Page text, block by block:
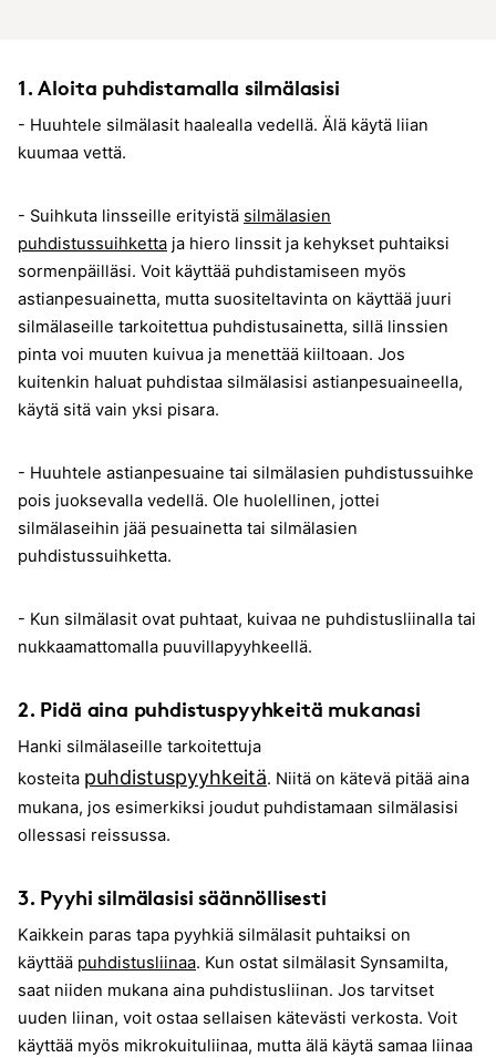
1. Aloita puhdistamalla silmälasisi
- Huuhtele silmälasit haalealla vedellä. Älä käytä liian
kuumaa vettä.
- Suihkuta linsseille erityistä silmälasien
puhdistussuihketta ja hiero linssit ja kehykset puhtaiksi
sormenpäilläsi. Voit käyttää puhdistamiseen myös
astianpesuainetta, mutta suositeltavinta on käyttää juuri
silmälaseille tarkoitettua puhdistusainetta, sillä linssien
pinta voi muuten kuivua ja menettää kiiltoaan. Jos
kuitenkin haluat puhdistaa silmälasisi astianpesuaineella,
käytä sitä vain yksi pisara.
- Huuhtele astianpesuaine tai silmälasien puhdistussuihke
pois juoksevalla vedellä. Ole huolellinen, jottei
silmälaseihin jää pesuainetta tai silmälasien
puhdistussuihketta.
- Kun silmälasit ovat puhtaat, kuivaa ne puhdistusliinalla tai
nukkaamattomalla puuvillapyyhkeellä.
2. Pidä aina puhdistuspyyhkeitä mukanasi
Hanki silmälaseille tarkoitettuja
kosteita puhdistuspyyhkeitä. Niitä on kätevä pitää aina
mukana, jos esimerkiksi joudut puhdistamaan silmälasisi
ollessasi reissussa.
3. Pyyhi silmälasisi säännöllisesti
Kaikkein paras tapa pyyhkiä silmälasit puhtaiksi on
käyttää puhdistusliinaa. Kun ostat silmälasit Synsamilta,
saat niiden mukana aina puhdistusliinan. Jos tarvitset
uuden liinan, voit ostaa sellaisen kätevästi verkosta. Voit
käyttää myös mikrokuituliinaa, mutta älä käytä samaa liinaa